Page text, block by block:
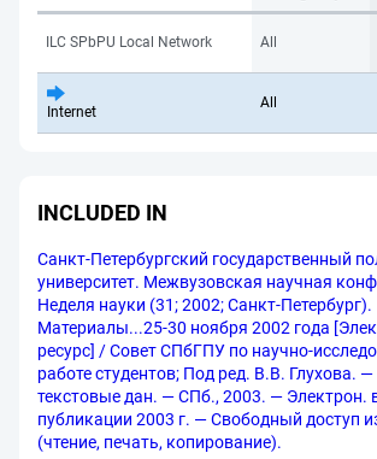
ILC SPbPU Local Network All
Internet
All
INCLUDED IN
Санкт-Петербургский государственный
университет. Межвузовская научная
Неделя науки (31; 2002; Санкт-Петербург).
Материалы...25-30 ноября 2002 года
ресурс] / Совет СПбГПУ по научно-
работе студентов; Под ред. В.В. Глухова.
текстовые дан. — СПб., 2003. — Электрон.
публикации 2003 г. — Свободный доступ
(чтение, печать, копирование).